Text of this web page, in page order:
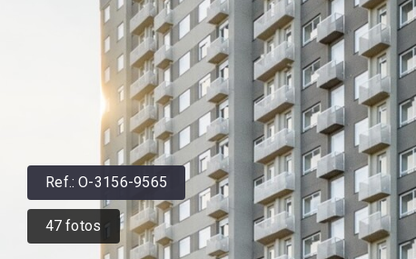
Ref.:O-3156-9565
47 fotos